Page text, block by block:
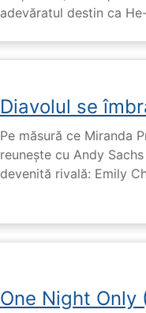
adevăratul destin ca
Diavolul se
Pe măsură ce Miranda
reunește cu Andy
devenită rivală: Emily
One Night Only